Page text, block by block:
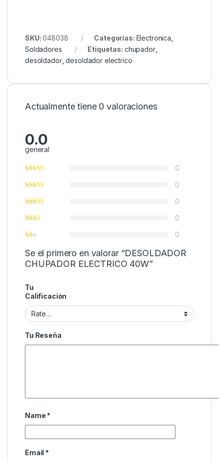
SKU:048038 Categorías: Electronica
Soldadores
Etiquetas: chupador,
desoldador,desoldador electrico
Actualmente tiene 0 valoraciones
0.0
general
0
0
0
0
0
Se el primero en valorar “DESOLDADOR
CHUPADOR ELECTRICO 40W”
Tu
Calificación
Tu Reseña
Name *
Email *